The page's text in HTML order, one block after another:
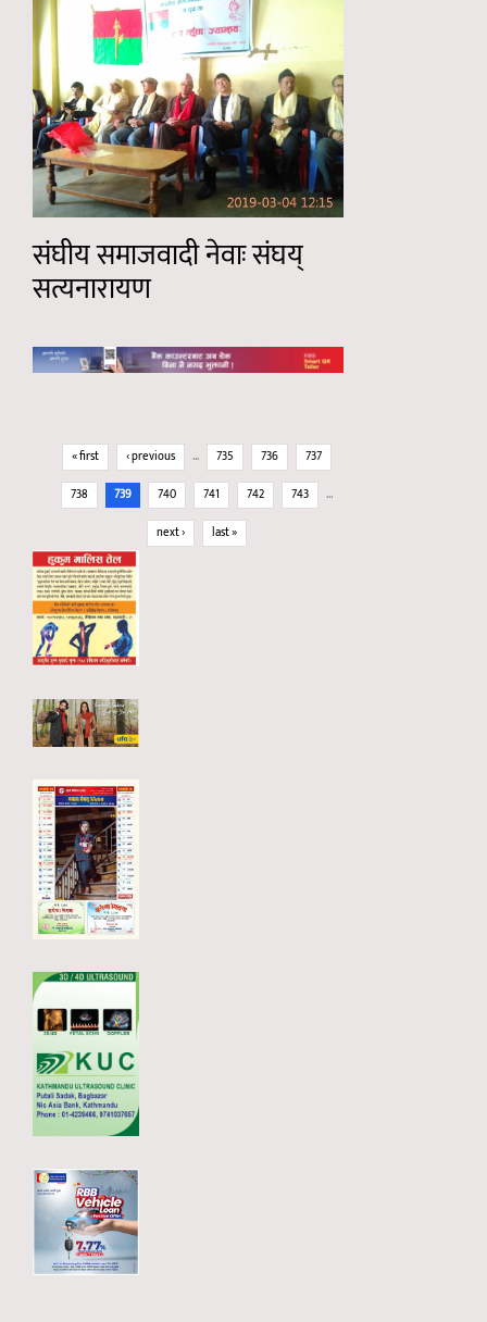
संघीय समाजवादी नेवाः संघय्
सत्यनारायण
Pages
« first ‹ previous … 735 736
737
738
739 740 741 742 743
…
next ›
last »